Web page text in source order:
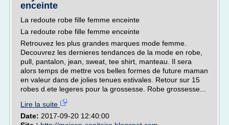
enceinte
La redoute robe fille femme enceinte
La redoute robe fille femme enceinte
Retrouvez les plus grandes marques mode femme.
Decouvrez les dernieres tendances de la mode en robe,
pull, pantalon, jean, sweat, tee shirt, manteau. Il sera
alors temps de mettre vos belles formes de future maman
en valeur dans de jolies tenues estivales. Retour sur 15
robes d.ete legeres pour la grossesse. Robe grossesse...
Lire la suite
Date: 2017-09-20 12:40:00